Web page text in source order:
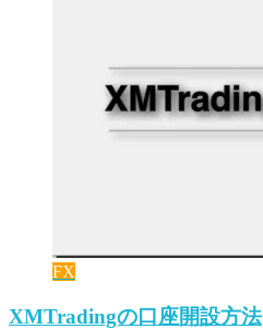
FX
XMTradingの口座開設方法